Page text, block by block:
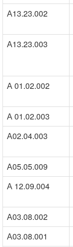
А13.23.002
А13.23.003
А 01.02.002
А 01.02.003
А02.04.003
А05.05.009
А 12.09.004
А03.08.002
А03.08.001